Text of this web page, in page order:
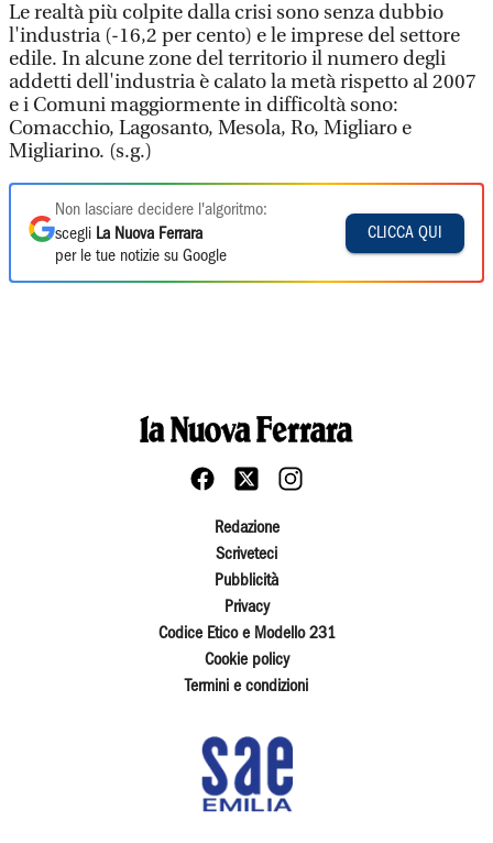
Le realtà più colpite dalla crisi sono senza dubbio
l'industria (-16,2 per cento) e le imprese del settore
edile. In alcune zone del territorio il numero degli
addetti dell'industria è calato la metà rispetto al 2007
e i Comuni maggiormente in difficoltà sono:
Comacchio, Lagosanto, Mesola, Ro, Migliaro e
Migliarino. (s.g.)
Non lasciare decidere l'algoritmo:
scegli La Nuova Ferrara
per le tue notizie su Google
CLICCA QUI
Redazione
Scriveteci
Pubblicità
Privacy
Codice Etico e Modello 231
Cookie policy
Termini e condizioni